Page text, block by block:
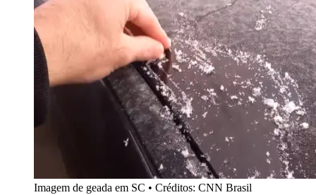
Imagem de geada em SC • Créditos: CNN Brasil